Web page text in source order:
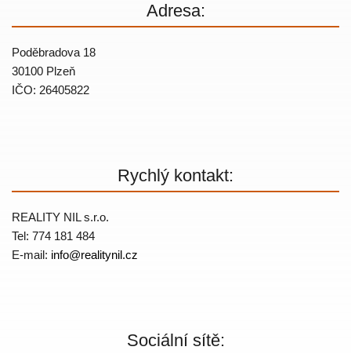
Adresa:
Poděbradova 18
30100 Plzeň
IČO: 26405822
Rychlý kontakt:
REALITY NIL s.r.o.
Tel: 774 181 484
E-mail: info@realitynil.cz
Sociální sítě: